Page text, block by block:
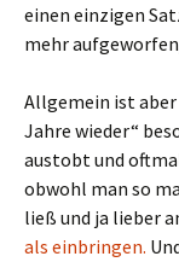
einen einzigen
mehr
Allgemein ist
Jahre wieder“
austobt und
obwohl man so
ließ und ja lieber
als einbringen.